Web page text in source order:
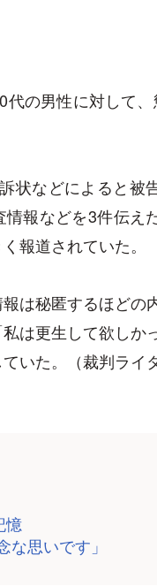
の男性に対して、
状などによると被
報などを3件伝え
報道されていた。
は秘匿するほどの
は更生して欲しか
いた。（裁判ライ
憶
思いです」